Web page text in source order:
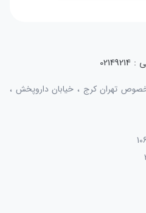
کیلومتر 17 جاده مخصوص تهران کرج ، خیابان داروپخش ،